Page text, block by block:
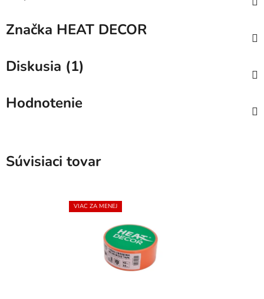
Značka HEAT DECOR
Diskusia (1)
Hodnotenie
Súvisiaci tovar
VIAC ZA MENEJ